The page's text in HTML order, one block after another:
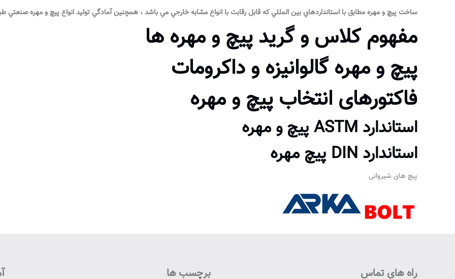
ساخت پيچ و مهره مطابق با استانداردهاي بين المللي كه قابل رقابت با انواع مشابه خارجي مي باشد ، همچنين آمادگي توليد انواع پيچ و مهره صنعتي
مفهوم کلاس و گرید پیچ و مهره ها
پیچومهره گالوانیزه و داکرومات
فاکتورهای انتخاب پیچ و مهره
استاندارد ASTM پیچ و مهره
استاندارد DIN پیچ مهره
پیچ های شیروانی
راه های تماس برچسب ها